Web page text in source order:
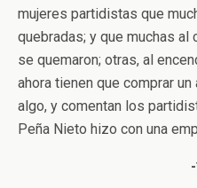
mujeres partidistas que
quebradas; y que muchas
se quemaron; otras, al
ahora tienen que comprar
algo, y comentan los
Peña Nieto hizo con una